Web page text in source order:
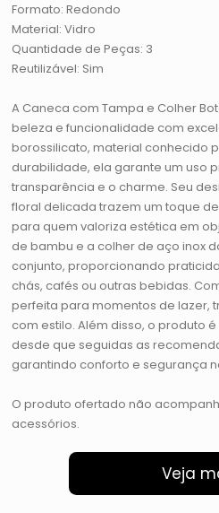
Formato: Redondo
Material: Vidro
Quantidade de Peças: 3
Reutilizável: Sim
A Caneca com Tampa e Colher
beleza e funcionalidade com
borossilicato, material conhecido
durabilidade, ela garante um uso
transparência e o charme. Seu
floral delicada trazem um toque
para quem valoriza estética em
de bambu e a colher de aço inox
conjunto, proporcionando
chás, cafés ou outras bebidas.
perfeita para momentos de lazer,
com estilo. Além disso, o produto
desde que seguidas as
garantindo conforto e segurança
O produto ofertado não
acessórios.
Veja